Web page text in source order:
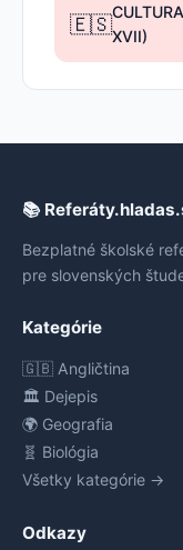
🇪🇸XVII)
📚
Bezplatné školské
pre slovenských
Kategórie
🇬🇧 Angličtina
🏛️ Dejepis
🌍 Geografia
🧬 Biológia
Všetky kategórie →
Odkazy